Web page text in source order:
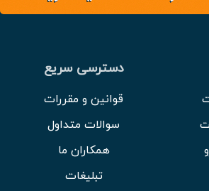
دسترسی سریع
قوانین و مقررات
سوالات متداول
همکاران ما
تبلیغات